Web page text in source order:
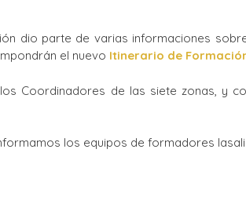
dio parte de varias informaciones
el nuevo Itinerario de
Coordinadores de las siete zonas,
los equipos de formadores